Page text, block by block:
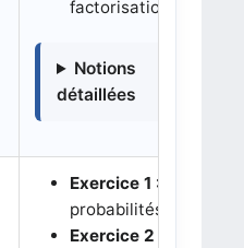
factorisation.
Notions
détaillées
Exercice 1 :
probabilités.
Exercice 2 :